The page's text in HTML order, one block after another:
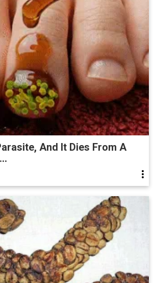
And It Dies From A